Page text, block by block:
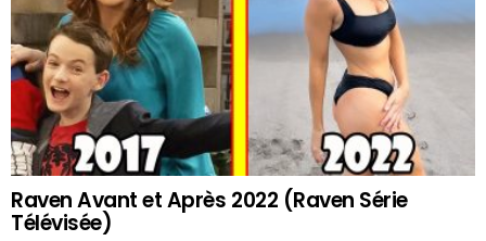
Raven Avant et Après 2022 (Raven Série
Télévisée)